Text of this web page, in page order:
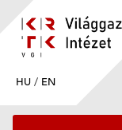
HU / EN